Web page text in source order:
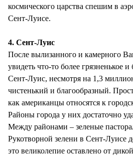
космического царства спешим в
Сент-Луисе.
4. Сент-Луис
После вылизанного и камерного
увидеть что-то более грязненькое
Сент-Луис, несмотря на 1,3
чистенький и благообразный.
как американцы относятся к
Районы города у них достаточно
Между районами – зеленые
Рукотворной зелени в Сент-Луисе
это великолепие оставлено от